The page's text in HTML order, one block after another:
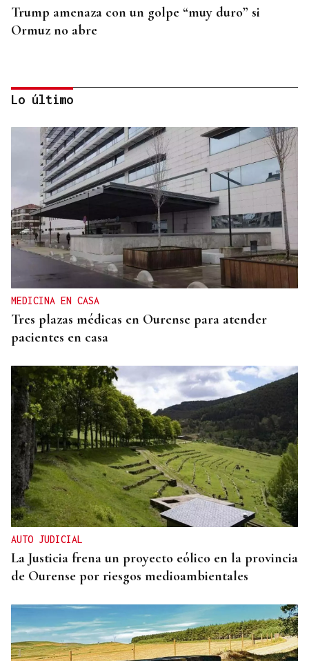
Trump amenaza con un golpe “muy duro” si
Ormuz no abre
REPRESENTANTE DE EEUU EN BRASILIA
EEUU revoca el visado de la embajadora de Brasil
en el Washington
Lo último
MEDICINA EN CASA
Tres plazas médicas en Ourense para atender
pacientes en casa
AUTO JUDICIAL
La Justicia frena un proyecto eólico en la provincia
de Ourense por riesgos medioambientales